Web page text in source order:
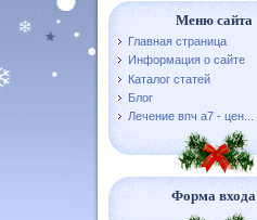
Меню сайта
Главная страница
Информация о сайте
Каталог статей
Блог
Лечение впч а7 - цен...
Форма входа